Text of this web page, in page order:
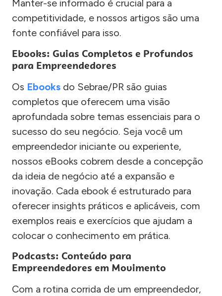
Manter-se informado é crucial para a
competitividade, e nossos artigos são uma
fonte confiável para isso.
Ebooks: Guias Completos e Profundos
para Empreendedores
Os Ebooks do Sebrae/PR são guias
completos que oferecem uma visão
aprofundada sobre temas essenciais para o
sucesso do seu negócio. Seja você um
empreendedor iniciante ou experiente,
nossos eBooks cobrem desde a concepção
da ideia de negócio até a expansão e
inovação. Cada ebook é estruturado para
oferecer insights práticos e aplicáveis, com
exemplos reais e exercícios que ajudam a
colocar o conhecimento em prática.
Podcasts: Conteúdo para
Empreendedores em Movimento
Com a rotina corrida de um empreendedor,